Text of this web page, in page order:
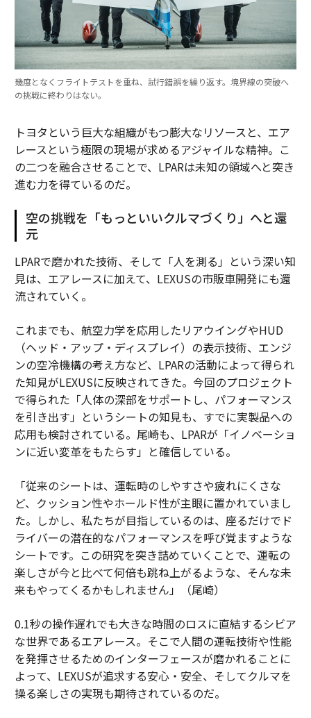
幾度となくフライトテストを重ね、試行錯誤を繰り返す。境界線の突破へ
の挑戦に終わりはない。
トヨタという巨大な組織がもつ膨大なリソースと、エア
レースという極限の現場が求めるアジャイルな精神。こ
の二つを融合させることで、LPARは未知の領域へと突き
進む力を得ているのだ。
空の挑戦を「もっといいクルマづくり」へと還
元
LPARで磨かれた技術、そして「人を測る」という深い知
見は、エアレースに加えて、LEXUSの市販車開発にも還
流されていく。
これまでも、航空力学を応用したリアウイングやHUD
（ヘッド・アップ・ディスプレイ）の表示技術、エンジ
ンの空冷機構の考え方など、LPARの活動によって得られ
た知見がLEXUSに反映されてきた。今回のプロジェクト
で得られた「人体の深部をサポートし、パフォーマンス
を引き出す」というシートの知見も、すでに実製品への
応用も検討されている。尾崎も、LPARが「イノベーショ
ンに近い変革をもたらす」と確信している。
「従来のシートは、運転時のしやすさや疲れにくさな
ど、クッション性やホールド性が主眼に置かれていまし
た。しかし、私たちが目指しているのは、座るだけでド
ライバーの潜在的なパフォーマンスを呼び覚ますような
シートです。この研究を突き詰めていくことで、運転の
楽しさが今と比べて何倍も跳ね上がるような、そんな未
来もやってくるかもしれません」（尾崎）
0.1秒の操作遅れでも大きな時間のロスに直結するシビア
な世界であるエアレース。そこで人間の運転技術や性能
を発揮させるためのインターフェースが磨かれることに
よって、LEXUSが追求する安心・安全、そしてクルマを
操る楽しさの実現も期待されているのだ。